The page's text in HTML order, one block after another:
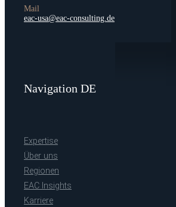
Mail
eac-usa@eac-consulting.de
Navigation DE
Expertise
Über uns
Regionen
EAC Insights
Karriere